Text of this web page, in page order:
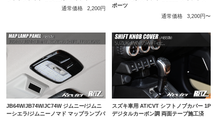
通常価格
2,200円
ポーツ
通常価格
3,200円〜
JB64W/JB74W/JC74W ジムニー/ジムニ
ーシエラ/ジムニーノマド マップランプパ
スズキ車用 AT/CVT シフトノブカバー 1P
デジタルカーボン調 両面テープ施工済